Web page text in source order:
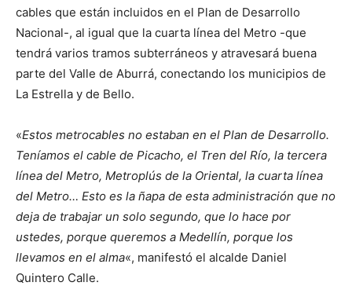
cables que están incluidos en el Plan de Desarrollo
Nacional-, al igual que la cuarta línea del Metro -que
tendrá varios tramos subterráneos y atravesará buena
parte del Valle de Aburrá, conectando los municipios de
La Estrella y de Bello.
«Estos metrocables no estaban en el Plan de Desarrollo.
Teníamos el cable de Picacho, el Tren del Río, la tercera
línea del Metro, Metroplús de la Oriental, la cuarta línea
del Metro… Esto es la ñapa de esta administración que no
deja de trabajar un solo segundo, que lo hace por
ustedes, porque queremos a Medellín, porque los
llevamos en el alma«, manifestó el alcalde Daniel
Quintero Calle.